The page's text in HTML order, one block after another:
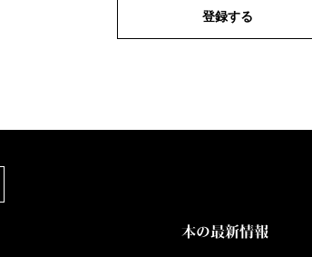
登録する
本の最新情報